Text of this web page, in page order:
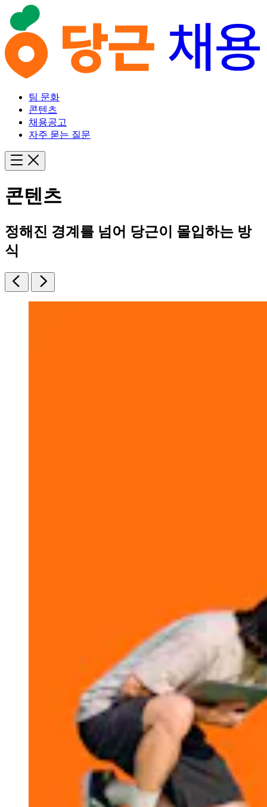
팀 문화
콘텐츠
채용공고
자주 묻는 질문
콘텐츠
정해진 경계를 넘어 당근이 몰입하는 방
식